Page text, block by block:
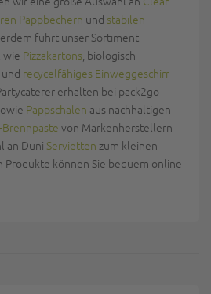
Pappbechern und stabilen
führt unser Sortiment
wie Pizzakartons, biologisch
und recycelfähiges Einweggeschirr
erhalten bei pack2go
Pappschalen aus nachhaltigen
von Markenherstellern
an Duni Servietten zum kleinen
Produkte können Sie bequem online